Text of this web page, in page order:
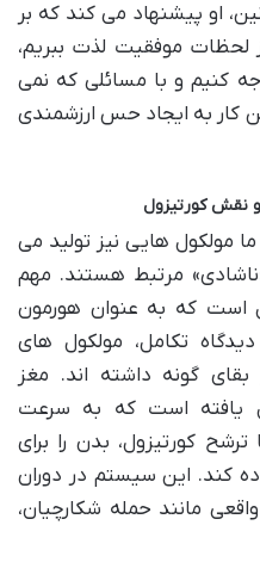
او پیشنهاد می کند که بر
لحظات موفقیت لذت ببریم،
کنیم و با مسائلی که نمی
کار به ایجاد حس ارزشمندی
نقش کورتیزول
مولکول هایی نیز تولید می
مرتبط هستند. مهم
است که به عنوان هورمون
تکامل، مولکول های
گونه داشته اند. مغز
یافته است که به سرعت
کورتیزول، بدن را برای
کند. این سیستم در دوران
مانند حمله شکارچیان،